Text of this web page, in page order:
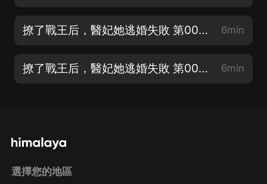
撩了戰王后，醫妃她逃婚失敗 第007集 臣女要嫁的，是那個男人 6min
撩了戰王后，醫妃她逃婚失敗 第008集 碰過他身體的小手，臟了 6min
選擇您的地區